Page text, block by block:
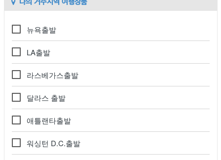
뉴욕출발
LA출발
라스베가스출발
달라스 출발
애틀랜타출발
워싱턴 D.C.출발